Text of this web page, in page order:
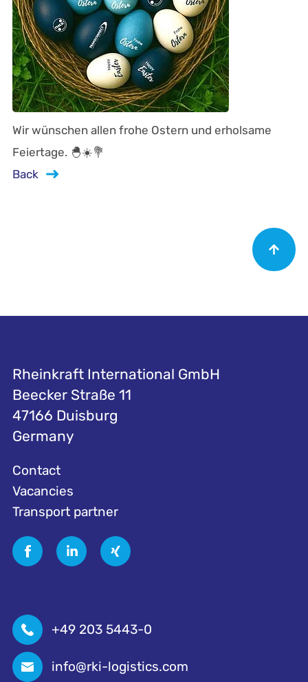
Wir wünschen allen frohe Ostern und erholsame
Feiertage. 🐣☀️💐
Back
Rheinkraft International GmbH
Beecker Straße 11
47166 Duisburg
Germany
Contact
Vacancies
Transport partner
+49 203 5443-0
info@rki-logistics.com